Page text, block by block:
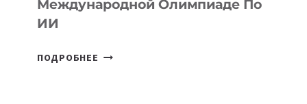
Международной Олимпиаде По
ИИ
ПОДРОБНЕЕ СБОРНАЯ